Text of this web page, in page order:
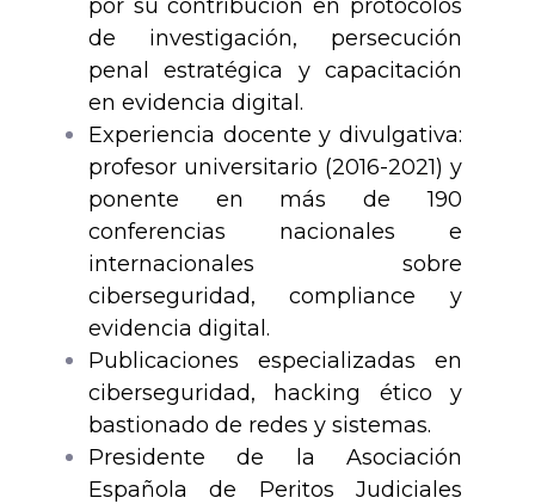
por su contribución en protocolos
de investigación, persecución
penal estratégica y capacitación
en evidencia digital.
Experiencia docente y divulgativa:
profesor universitario (2016-2021) y
ponente en más de 190
conferencias nacionales e
internacionales sobre
ciberseguridad, compliance y
evidencia digital.
Publicaciones especializadas en
ciberseguridad, hacking ético y
bastionado de redes y sistemas.
Presidente de la Asociación
Española de Peritos Judiciales